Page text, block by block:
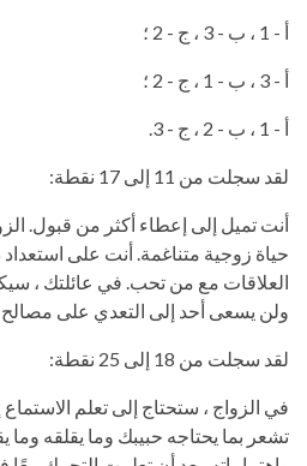
أ - 1 ، ب - 3 ، ج - 2 ؛
أ - 3 ، ب - 1 ، ج - 2 ؛
أ - 1 ، ب - 2 ، ج - 3.
لقد سجلت من 11 إلى 17 نقطة:
أنت تميل إلى إعطاء أكثر من قبول.
حياة زوجية متناغمة. أنت على استعداد
العلاقات مع من تحب. في عائلتك ،
ولن يسعى أحد إلى التعدي على مصالح
لقد سجلت من 18 إلى 25 نقطة:
في الزواج ، ستحتاج إلى تعلم
تشعر بما يحتاجه حبيبك وما يقلقه وما